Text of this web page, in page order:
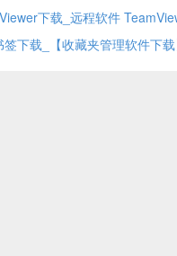
下载_远程软件
签下载_【收藏夹管理软件下